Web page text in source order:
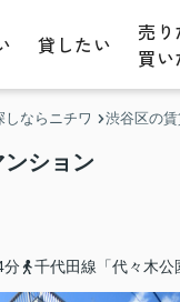
貸したい
売り
買い
ならニチワ 渋谷区の
ション
分
千代田線「代々木公